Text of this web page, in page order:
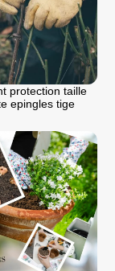
protection taille
epingles tige